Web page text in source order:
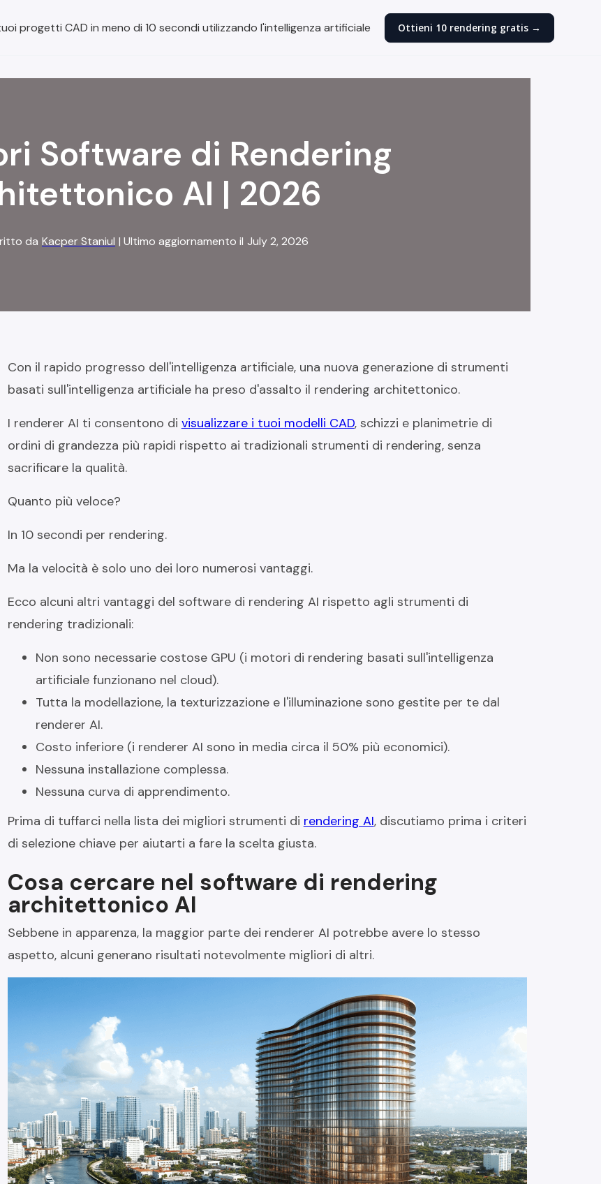
progetti CAD in meno di 10 secondi utilizzando l'intelligenza artificiale Ottieni 10 rendering gratis →
Software di Rendering
AI | 2026
da Kacper Staniul | Ultimo aggiornamento il July 2, 2026
Con il rapido progresso dell'intelligenza artificiale, una nuova generazione di strumenti
basati sull'intelligenza artificiale ha preso d'assalto il rendering architettonico.
I renderer AI ti consentono di visualizzare i tuoi modelli CAD, schizzi e planimetrie di
ordini di grandezza più rapidi rispetto ai tradizionali strumenti di rendering, senza
sacrificare la qualità.
Quanto più veloce?
In 10 secondi per rendering.
Ma la velocità è solo uno dei loro numerosi vantaggi.
Ecco alcuni altri vantaggi del software di rendering AI rispetto agli strumenti di
rendering tradizionali:
Non sono necessarie costose GPU (i motori di rendering basati sull'intelligenza
artificiale funzionano nel cloud).
Tutta la modellazione, la texturizzazione e l'illuminazione sono gestite per te dal
renderer AI.
Costo inferiore (i renderer AI sono in media circa il 50% più economici).
Nessuna installazione complessa.
Nessuna curva di apprendimento.
Prima di tuffarci nella lista dei migliori strumenti di rendering AI, discutiamo prima i criteri
di selezione chiave per aiutarti a fare la scelta giusta.
Cosa cercare nel software di rendering
architettonico AI
Sebbene in apparenza, la maggior parte dei renderer AI potrebbe avere lo stesso
aspetto, alcuni generano risultati notevolmente migliori di altri.